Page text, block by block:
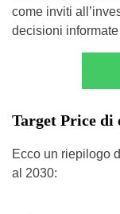
come inviti
decisioni
Target Price di
Ecco un riepilogo
al 2030: